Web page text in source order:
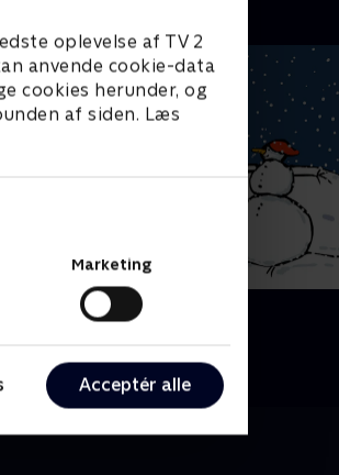
oplevelse af TV 2
anvende cookie-data
cookies herunder, og
af siden. Læs
Marketing
Acceptér alle
Miniteve: Udeleg